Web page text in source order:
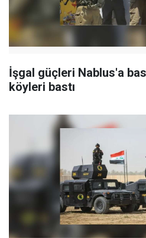
İşgal güçleri Nablus'a
köyleri bastı